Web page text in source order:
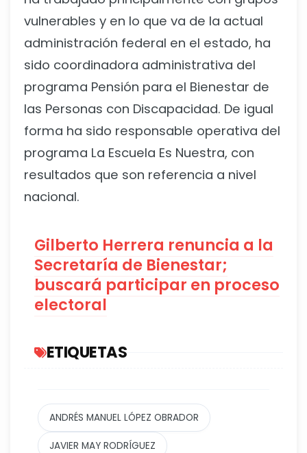
vulnerables y en lo que va de la actual
administración federal en el estado, ha
sido coordinadora administrativa del
programa Pensión para el Bienestar de
las Personas con Discapacidad. De igual
forma ha sido responsable operativa del
programa La Escuela Es Nuestra, con
resultados que son referencia a nivel
nacional.
Gilberto Herrera renuncia a la
Secretaría de Bienestar;
buscará participar en proceso
electoral
ETIQUETAS
ANDRÉS MANUEL LÓPEZ OBRADOR
JAVIER MAY RODRÍGUEZ